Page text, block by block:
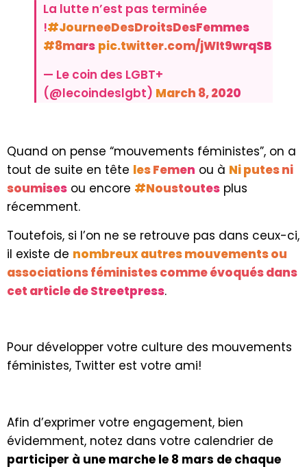
La lutte n’est pas terminée
!#JourneeDesDroitsDesFemmes
#8mars pic.twitter.com/jWIt9wrqSB
— Le coin des LGBT+
(@lecoindeslgbt) March 8, 2020
Quand on pense “mouvements féministes”, on a
tout de suite en tête les Femen ou à Ni putes ni
soumises ou encore #Noustoutes plus
récemment.
Toutefois, si l’on ne se retrouve pas dans ceux-ci,
il existe de nombreux autres mouvements ou
associations féministes comme évoqués dans
cet article de Streetpress.
Pour développer votre culture des mouvements
féministes, Twitter est votre ami!
Afin d’exprimer votre engagement, bien
évidemment, notez dans votre calendrier de
participer à une marche le 8 mars de chaque